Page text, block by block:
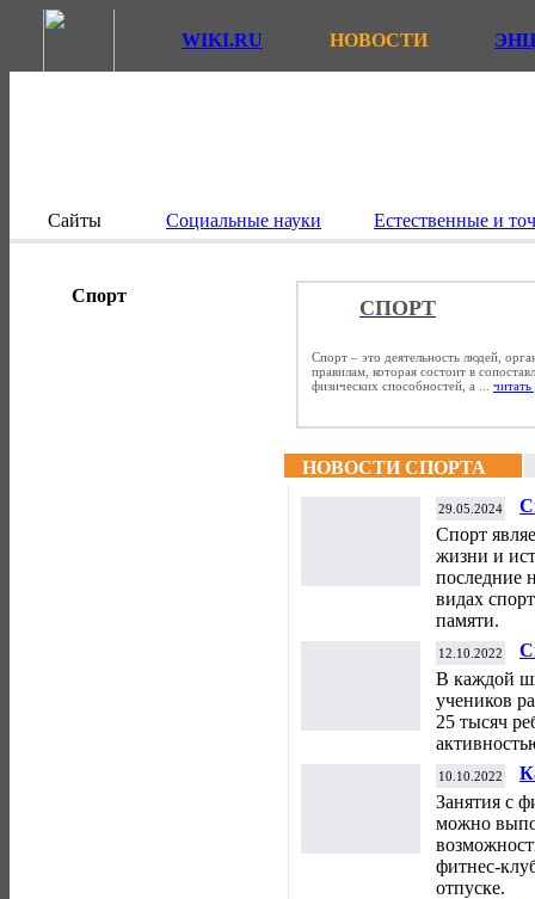
WIKI.RU НОВОСТИ
Сайты Социальные науки Естественные и
Спорт
СПОРТ
Спорт – это деятельность людей,
правилам, которая состоит в
физических способностей, а ... читать
НОВОСТИ СПОРТА
29.05.2024
Спорт
жизни и
последние
видах
памяти.
12.10.2022
В каждой
учеников
25 тысяч
10.10.2022
Занятия с
можно
фитнес-
отпуске.